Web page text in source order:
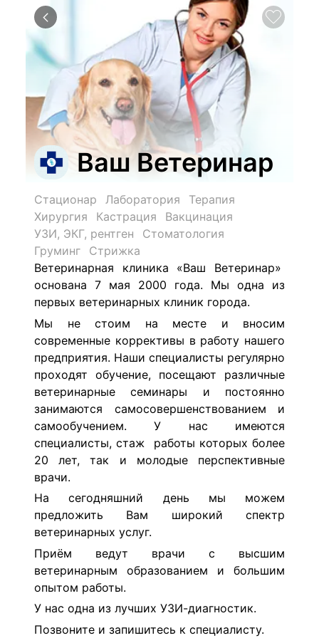
Ваш Ветеринар
Стационар Лаборатория
Терапия
Хирургия
Кастрация
Вакцинация
УЗИ, ЭКГ, рентген
Стоматология
Груминг
Стрижка
Ветеринарная клиника «Ваш Ветеринар»
основана 7 мая 2000 года. Мы одна из
первых ветеринарных клиник города.
Мы не стоим на месте и вносим
современные коррективы в работу нашего
предприятия. Наши специалисты регулярно
проходят обучение, посещают различные
ветеринарные семинары и постоянно
занимаются самосовершенствованием и
самообучением. У нас имеются
специалисты, стаж работы которых более
20 лет, так и молодые перспективные
врачи.
На сегодняшний день мы можем
предложить Вам широкий спектр
ветеринарных услуг.
Приём ведут врачи с высшим
ветеринарным образованием и большим
опытом работы.
У нас одна из лучших УЗИ-диагностик.
Позвоните и запишитесь к специалисту.